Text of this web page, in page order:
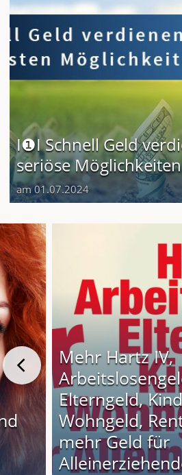
I❶I Schnell Geld
seriöse Möglichkeiten
am 01.07.2024
Mehr Hartz IV,
Elterngeld,
Wohngeld,
mehr Geld für